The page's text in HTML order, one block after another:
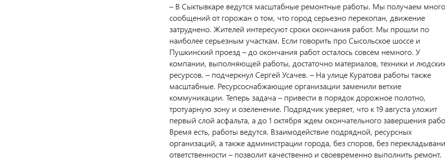
– В Сыктывкаре ведутся масштабные ремонтные работы. Мы получаем много
сообщений от горожан о том, что город серьезно перекопан, движение
затруднено. Жителей интересуют сроки окончания работ. Мы прошли по
наиболее серьезным участкам. Если говорить про Сысольское шоссе и
Пушкинский проезд – до окончания работ осталось совсем немного. У
компании, выполняющей работы, достаточно материалов, техники и
ресурсов. – подчеркнул Сергей Усачев. – На улице Куратова работы также
масштабные. Ресурсоснабжающие организации заменили ветхие
коммуникации. Теперь задача – привести в порядок дорожное полотно,
тротуарную зону и озеленение. Подрядчик уверяет, что к 19 августа уложит
первый слой асфальта, а до 1 октября ждем окончательного завершения
Время есть, работы ведутся. Взаимодействие подрядной, ресурсных
организаций, а также администрации города, без споров, без
ответственности – позволит качественно и своевременно выполнить ремонт.